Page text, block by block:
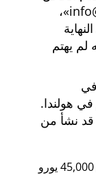
،
لم يهتم
في
هولندا.
قد نشأ من